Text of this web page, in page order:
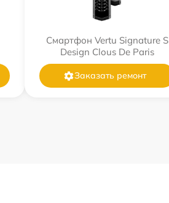
Смартфон Vertu Signature S
Design Clous De Paris
Заказать ремонт